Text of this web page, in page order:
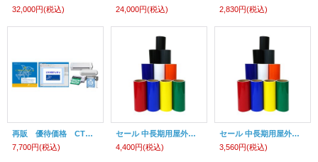
32,000円(税込)
24,000円(税込)
2,830円(税込)
再販 優待価格 CTグラフィティM ver.4 クラフトロボ、キュリオ2非対応
7,700円(税込)
セール 中長期用屋外耐候3-5年カッティング用シート3500 シルエットカメオプラス、ステカ SV-15用（380mm×10m）
4,400円(税込)
セール 中長期用屋外耐候3-5年カッティング用シート3500 ステカ SV-12/SV-15用（305mm×10m）
3,560円(税込)